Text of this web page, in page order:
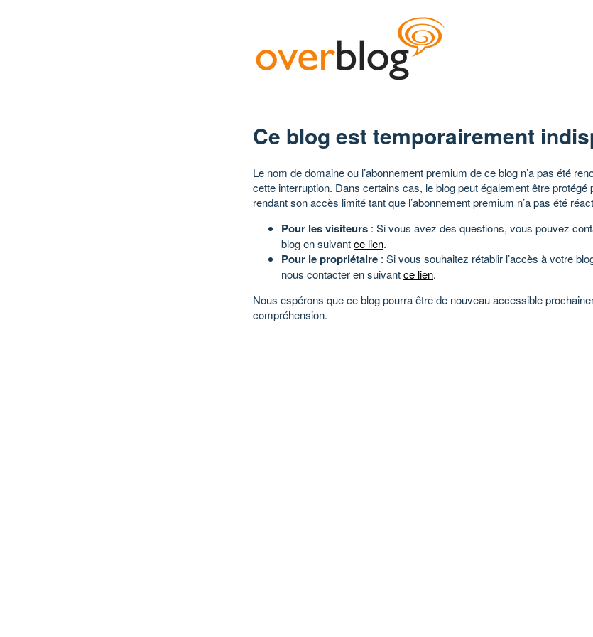
Ce blog est temporairement
Le nom de domaine ou l’abonnement premium de ce blog n’a pas été
cette interruption. Dans certains cas, le blog peut également être protégé
rendant son accès limité tant que l’abonnement premium n’a pas été
Pour les visiteurs : Si vous avez des questions, vous pouvez
blog en suivantce lien.
Pour le propriétaire : Si vous souhaitez rétablir l’accès à votre
nous contacter en suivantce lien.
Nous espérons que ce blog pourra être de nouveau accessible
compréhension.